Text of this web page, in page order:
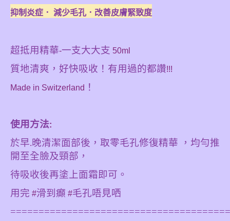
抑制炎症． 減少毛孔．改善皮膚緊致度
超抵用精華-一支大大支 50ml
質地清爽，好快吸收！有用過的都讚!!!
Made in Switzerland ！
使用方法:
於早.晚清潔面部後，取零毛孔修復精華 ，均勻推
開至全臉及頸部，
待吸收後再塗上面霜即可。
用完 #滑到癲 #毛孔唔見哂